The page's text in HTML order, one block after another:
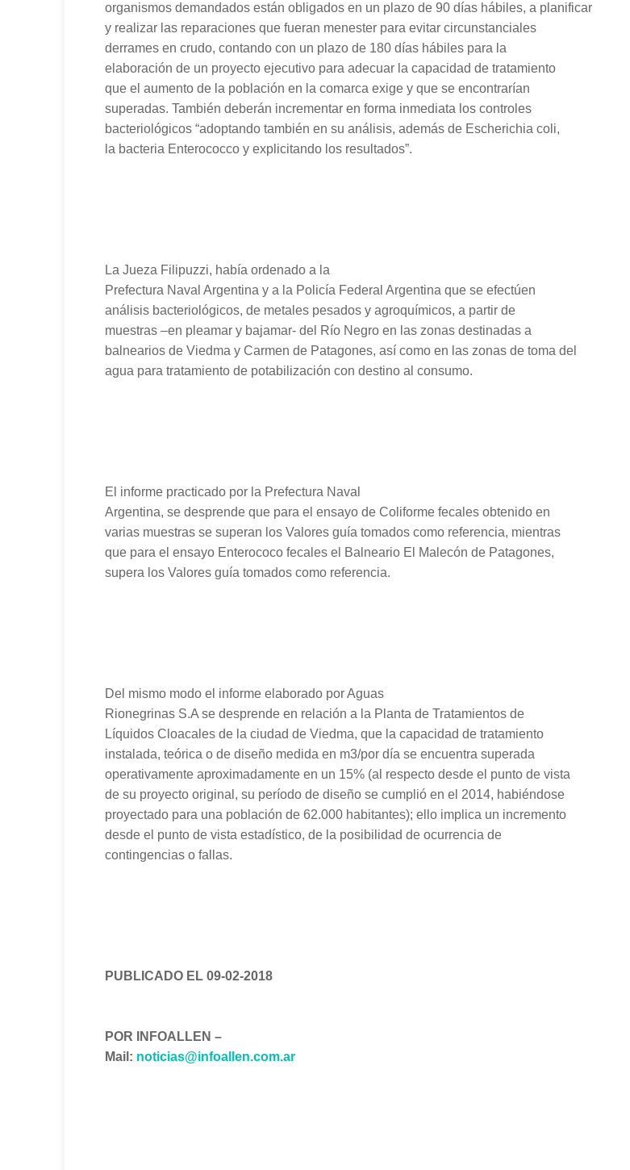
organismos demandados están obligados en un plazo de 90 días hábiles, a planificar
y realizar las reparaciones que fueran menester para evitar circunstanciales
derrames en crudo, contando con un plazo de 180 días hábiles para la
elaboración de un proyecto ejecutivo para adecuar la capacidad de tratamiento
que el aumento de la población en la comarca exige y que se encontrarían
superadas. También deberán incrementar en forma inmediata los controles
bacteriológicos “adoptando también en su análisis, además de Escherichia coli,
la bacteria Enterococco y explicitando los resultados”.
La Jueza Filipuzzi, había ordenado a la
Prefectura Naval Argentina y a la Policía Federal Argentina que se efectúen
análisis bacteriológicos, de metales pesados y agroquímicos, a partir de
muestras –en pleamar y bajamar- del Río Negro en las zonas destinadas a
balnearios de Viedma y Carmen de Patagones, así como en las zonas de toma del
agua para tratamiento de potabilización con destino al consumo.
El informe practicado por la Prefectura Naval
Argentina, se desprende que para el ensayo de Coliforme fecales obtenido en
varias muestras se superan los Valores guía tomados como referencia, mientras
que para el ensayo Enterococo fecales el Balneario El Malecón de Patagones,
supera los Valores guía tomados como referencia.
Del mismo modo el informe elaborado por Aguas
Rionegrinas S.A se desprende en relación a la Planta de Tratamientos de
Líquidos Cloacales de la ciudad de Viedma, que la capacidad de tratamiento
instalada, teórica o de diseño medida en m3/por día se encuentra superada
operativamente aproximadamente en un 15% (al respecto desde el punto de vista
de su proyecto original, su período de diseño se cumplió en el 2014, habiéndose
proyectado para una población de 62.000 habitantes); ello implica un incremento
desde el punto de vista estadístico, de la posibilidad de ocurrencia de
contingencias o fallas.
PUBLICADO EL 09-02-2018
POR INFOALLEN –
Mail: noticias@infoallen.com.ar